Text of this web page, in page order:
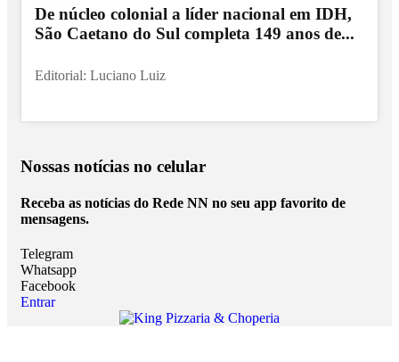
De núcleo colonial a líder nacional em IDH,
São Caetano do Sul completa 149 anos de...
Editorial: Luciano Luiz
Nossas notícias no celular
Receba as notícias do Rede NN no seu app favorito de
mensagens.
Telegram
Whatsapp
Facebook
Entrar